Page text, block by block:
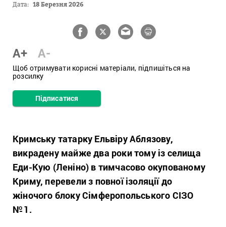
Дата: 18 Березня 2026
A+ A-
Щоб отримувати корисні матеріали, підпишіться на
розсилку
Підписатися
Кримську татарку Ельвіру Аблязову,
викрадену майже два роки тому із селища
Еди-Кую (Леніно) в тимчасово окупованому
Криму, перевели з повної ізоляції до
жіночого блоку Сімферопольського СІЗО
№ 1.